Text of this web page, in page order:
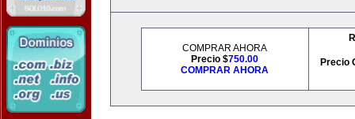
COMPRAR AHORA
Precio $750.00
COMPRAR AHORA
Precio